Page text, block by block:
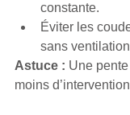
constante.
Éviter les
sans
Astuce : Une
moins